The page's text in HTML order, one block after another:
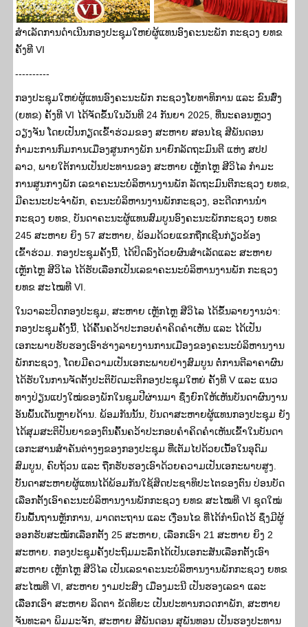
ສຳເລັດການດຳເນີນກອງປະຊຸມໃຫຍ່ຜູ້ແທນອົງຄະນະພັກ ກະຊວງ ຍທຂ
ຄັ້ງທີ VI
----------
ກອງປະຊຸມໃຫຍ່ຜູ້ແທນອົງຄະນະພັກ ກະຊວງໂຍທາທິການ ແລະ ຂົນສົ່ງ
(ຍທຂ) ຄັ້ງທີ VI ໄດ້ຈັດຂຶ້ນໃນວັນທີ 24 ກັນຍາ 2025, ທີ່ນະຄອນຫຼວງ
ວຽງຈັນ ໂດຍເປັນກຽດເຂົ້າຮ່ວມຂອງ ສະຫາຍ ສອນໄຊ ສີພັນດອນ
ກໍາມະການກົມການເມືອງສູນກາງພັກ ນາຍົກລັດຖະມົນຕີ ແຫ່ງ ສປປ
ລາວ, ພາຍໃຕ້ການເປັນປະທານຂອງ ສະຫາຍ ເຫຼັກໄຫຼ ສີວິໄລ ກໍາມະ
ການສູນກາງພັກ ເລຂາຄະນະບໍລິຫານງານພັກ ລັດຖະມົນຕີກະຊວງ ຍທຂ,
ມີຄະນະປະຈໍາພັກ, ຄະນະບໍລິຫານງານພັກກະຊວງ, ອະດີດການນໍາ
ກະຊວງ ຍທຂ, ບັນດາຄະນະຜູ້ແທນສົມບູນອົງຄະນະພັກກະຊວງ ຍທຂ
245 ສະຫາຍ ຍິງ 57 ສະຫາຍ, ພ້ອມດ້ວຍແຂກຖືກເຊີນກ່ຽວຂ້ອງ
ເຂົ້າຮ່ວມ. ກອງປະຊຸມຄັ້ງນີ້, ໄດ້ປິດລົງດ້ວຍຜົນສຳເລັດແລະ ສະຫາຍ
ເຫຼັກໄຫຼ ສີວິໄລ ໄດ້ຮັບເລືອກເປັນເລຂາຄະນະບໍລິຫານງານພັກ ກະຊວງ
ຍທຂ ສະໄໝທີ VI.
ໃນວາລະປິດກອງປະຊຸມ, ສະຫາຍ ເຫຼັກໄຫຼ ສີວິໄລ ໄດ້ຂຶ້ນລາຍງານວ່າ:
ກອງປະຊຸມຄັັ້ງນີ້, ໄດ້ຄົ້ນຄວ້າປະກອບຄຳຄິດຄຳເຫັນ ແລະ ໄດ້ເປັນ
ເອກະພາບຮັບຮອງເອົາຮ່າງລາຍງານການເມືອງຂອງຄະນະບໍລິຫານງານ
ພັກກະຊວງ, ໂດຍມີຄວາມເປັນເອກະພາບຢ່າງສົມບູນ ຕໍ່ການຕີລາຄາຜົນ
ໄດ້ຮັບໃນການຈັດຕັ້ງປະຕິບັດມະຕິກອງປະຊຸມໃຫຍ່ ຄັ້ງທີ V ແລະ ແນວ
ທາງປ່ຽນແປງໃໝ່ຂອງພັກໃນຊຸມປີຜ່ານມາ ຊຶ່ງຍົກໃຫ້ເຫັນບັນດາຜົນງານ
ອັນພົ້ນເດັ່ນຫຼາຍດ້ານ. ພ້ອມກັນນັ້ນ, ບັນດາສະຫາຍຜູ້ແທນກອງປະຊຸມ ຍັງ
ໄດ້ສຸມສະຕິປັນຍາຂອງຕົນຄົ້ນຄວ້າປະກອບຄຳຄິດຄຳເຫັນເຂົ້າໃນບັນດາ
ເອກະສານສໍາຄັນຕ່າງໆຂອງກອງປະຊຸມ ທີ່ເຕັມໄປດ້ວຍເນື້ອໃນອຸດົມ
ສົມບູນ, ຄົບຖ້ວນ ແລະ ຖືກຮັບຮອງເອົາດ້ວຍຄວາມເປັນເອກະພາບສູງ.
ບັັນດາສະຫາຍຜູ້ແທນໄດ້ພ້ອມກັນໃຊ້ສິດປະຊາທິປະໄຕຂອງຕົນ ປ່ອນບັດ
ເລືອກຕັ້ງເອົາຄະນະບໍລິຫານງານພັກກະຊວງ ຍທຂ ສະໄໝທີ VI ຊຸດໃໝ່
ບົນພື້ນຖານຫຼັກການ, ມາດຕະຖານ ແລະ ເງື່ອນໄຂ ທີ່ໄດ້ກໍານົດໄວ້ ຊຶ່ງມີຜູ້
ອອກຮັບສະໝັກເລືອກຕັ້ງ 25 ສະຫາຍ, ເລືອກເອົາ 21 ສະຫາຍ ຍິງ 2
ສະຫາຍ. ກອງປະຊຸມຄັ້ງປະຖົມມະລຶກໄດ້ເປັນເອກະສັນເລືອກຕັ້ງເອົາ
ສະຫາຍ ເຫຼັກໄຫຼ ສີວິໄລ ເປັນເລຂາຄະນະບໍລິຫານງານພັກກະຊວງ ຍທຂ
ສະໄໝທີ VI, ສະຫາຍ ງາມປະສົງ ເມືອງມະນີ ເປັນຮອງເລຂາ ແລະ
ເລືືອກເອົາ ສະຫາຍ ລິດຕາ ຂັດທິຍະ ເປັນປະທານກວດກາພັກ, ສະຫາຍ
ຈັນທະລາ ພິມມະຈັກ, ສະຫາຍ ສີພັນດອນ ສຸພັນທອນ ເປັນຮອງປະທານ